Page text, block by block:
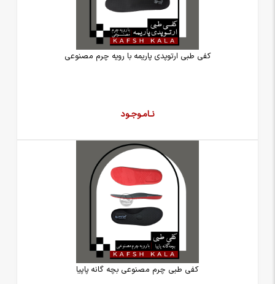
کفی طبی ارتوپدی پاریمه با رویه چرم مصنوعی
نـامـوجـود
کفی طبی چرم مصنوعی بچه گانه پاپیا